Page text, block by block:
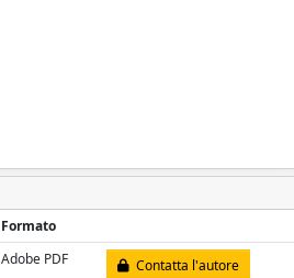
Formato
Adobe PDF Contatta l'autore